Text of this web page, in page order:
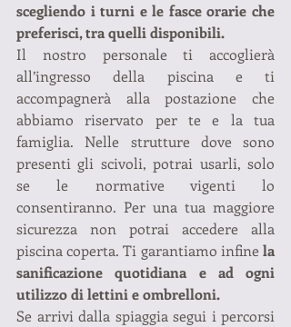
scegliendo i turni e le fasce orarie che
preferisci, tra quelli disponibili.
Il nostro personale ti accoglierà
all’ingresso della piscina e ti
accompagnerà alla postazione che
abbiamo riservato per te e la tua
famiglia. Nelle strutture dove sono
presenti gli scivoli, potrai usarli, solo
se le normative vigenti lo
consentiranno. Per una tua maggiore
sicurezza non potrai accedere alla
piscina coperta. Ti garantiamo infine la
sanificazione quotidiana e ad ogni
utilizzo di lettini e ombrelloni.
Se arrivi dalla spiaggia segui i percorsi